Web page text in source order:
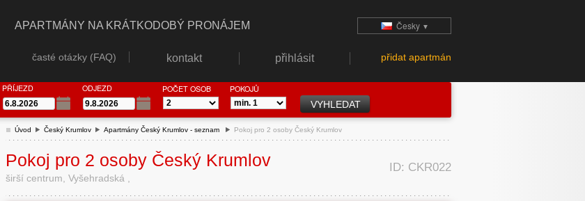
APARTMÁNY NA KRÁTKODOBÝ PRONÁJEM Česky ▼
časté otázky (FAQ) kontakt přihlásit přidat apartmán
PŘÍJEZD ODJEZD POČET OSOB POKOJŮ
Úvod Český Krumlov Apartmány Český Krumlov - seznam Pokoj pro 2 osoby Český Krumlov
Pokoj pro 2 osoby Český Krumlov
širší centrum, Vyšehradská ,
ID: CKR022